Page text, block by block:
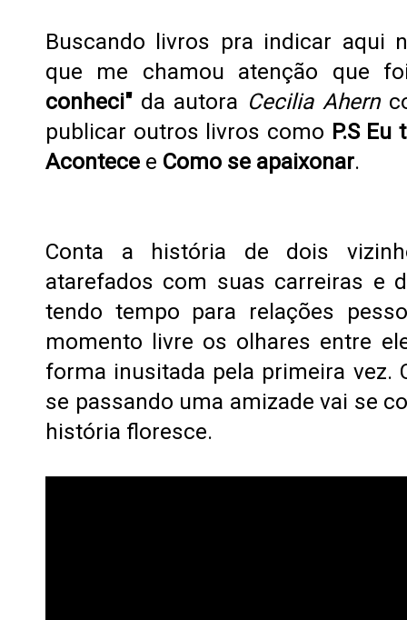
Buscando livros pra indicar aqui
que me chamou atenção que
conheci"da autora Cecilia Ahern
publicar outros livros como P.S Eu
Acontece e Como se apaixonar.
Conta a história de dois
atarefados com suas carreiras e
tendo tempo para relações
momento livre os olhares entre
forma inusitada pela primeira vez.
se passando uma amizade vai se
história floresce.